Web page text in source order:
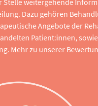
Stelle weitergehende
Dazu gehören
Angebote der
Patient:innen,
Mehr zu unserer